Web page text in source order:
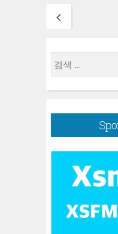
Posts
navigation
검
색: